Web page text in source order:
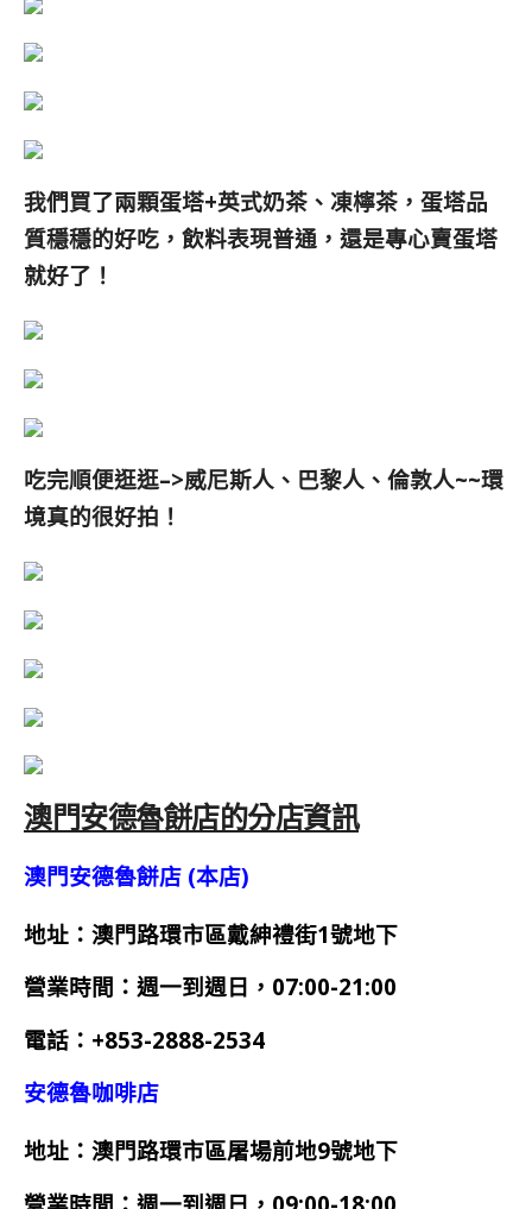
我們買了兩顆蛋塔+英式奶茶、凍檸茶，蛋塔品
質穩穩的好吃，飲料表現普通，還是專心賣蛋塔
就好了！
吃完順便逛逛–>威尼斯人、巴黎人、倫敦人~~環
境真的很好拍！
澳門安德魯餅店的分店資訊
澳門安德魯餅店 (本店)
地址：澳門路環市區戴紳禮街1號地下
營業時間：週一到週日，07:00-21:00
電話：+853-2888-2534
安德魯咖啡店
地址：澳門路環市區屠場前地9號地下